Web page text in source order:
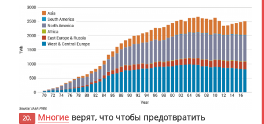
20. Многиеверят, что чтобы предотвратить